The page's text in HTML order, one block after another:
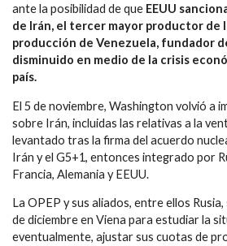
ante la posibilidad de que EEUU
de Irán, el tercer mayor productor de
producción de Venezuela, fundador de
disminuido en medio de la crisis
país.
El 5 de noviembre, Washington volvió a
sobre Irán, incluidas las relativas a la
levantado tras la firma del acuerdo
Irán y el G5+1, entonces integrado por
Francia, Alemania y EEUU.
La OPEP y sus aliados, entre ellos
de diciembre en Viena para estudiar la
eventualmente, ajustar sus cuotas de